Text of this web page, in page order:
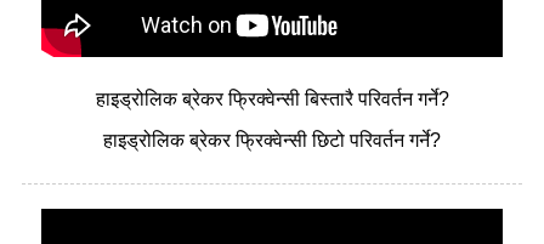
हाइड्रोलिक ब्रेकर फ्रिक्वेन्सी बिस्तारै परिवर्तन गर्ने?
हाइड्रोलिक ब्रेकर फ्रिक्वेन्सी छिटो परिवर्तन गर्ने?